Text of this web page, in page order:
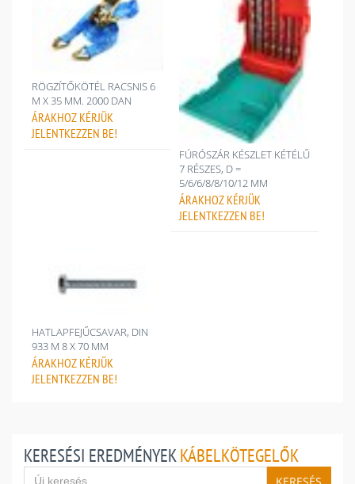
RÖGZÍTŐKÖTÉL RACSNIS 6
M X 35 MM. 2000 DAN
ÁRAKHOZ KÉRJÜK
JELENTKEZZEN BE!
FÚRÓSZÁR KÉSZLET KÉTÉLŰ
7 RÉSZES, D =
5/6/6/8/8/10/12 MM
ÁRAKHOZ KÉRJÜK
JELENTKEZZEN BE!
HATLAPFEJŰCSAVAR, DIN
933 M 8 X 70 MM
ÁRAKHOZ KÉRJÜK
JELENTKEZZEN BE!
KERESÉSI EREDMÉNYEKKÁBELKÖTEGELŐK
KERESÉS